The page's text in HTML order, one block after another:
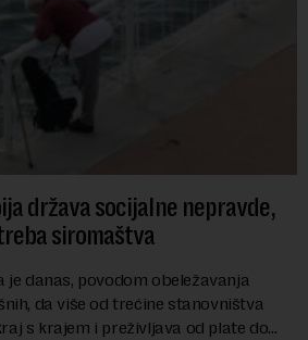
država socijalne nepravde,
siromaštva
je danas, povodom obeležavanja
da više od trećine stanovništva
s krajem i preživljava od plate do